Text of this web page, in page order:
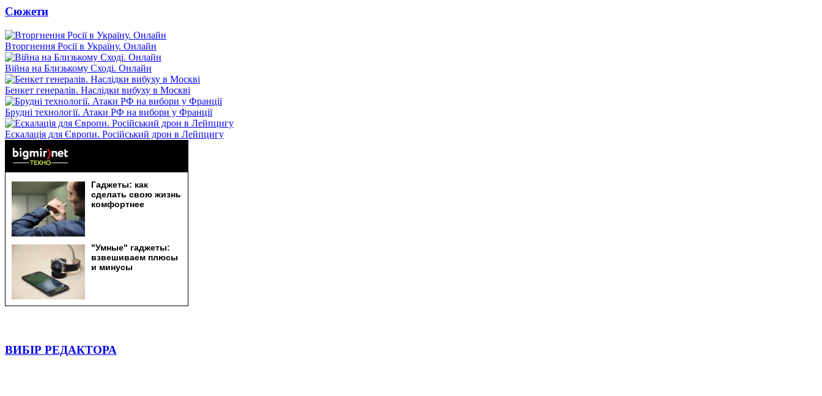
Сюжети
Вторгнення Росії в Україну. Онлайн
Війна на Близькому Сході. Онлайн
Бенкет генералів. Наслідки вибуху в Москві
Брудні технології. Атаки РФ на вибори у Франції
Ескалація для Європи. Російський дрон в Лейпцигу
ВИБІР РЕДАКТОРА